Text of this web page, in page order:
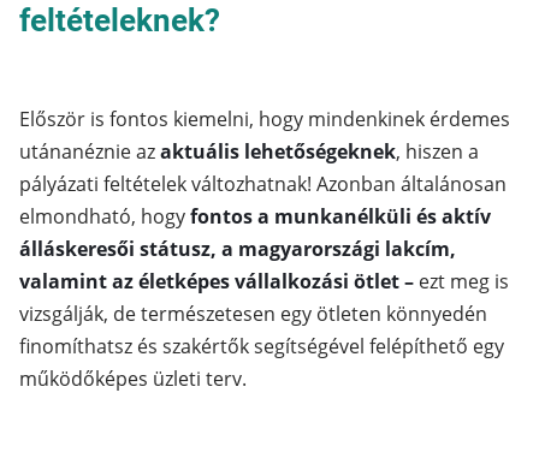
feltételeknek?
Először is fontos kiemelni, hogy mindenkinek érdemes
utánanéznie azaktuális lehetőségeknek, hiszen a
pályázati feltételek változhatnak! Azonban általánosan
elmondható, hogyfontos a munkanélküli és aktív
álláskeresői státusz, a magyarországi lakcím,
valamint az életképes vállalkozási ötlet – ezt meg is
vizsgálják, de természetesen egy ötleten könnyedén
finomíthatsz és szakértők segítségével felépíthető egy
működőképes üzleti terv.